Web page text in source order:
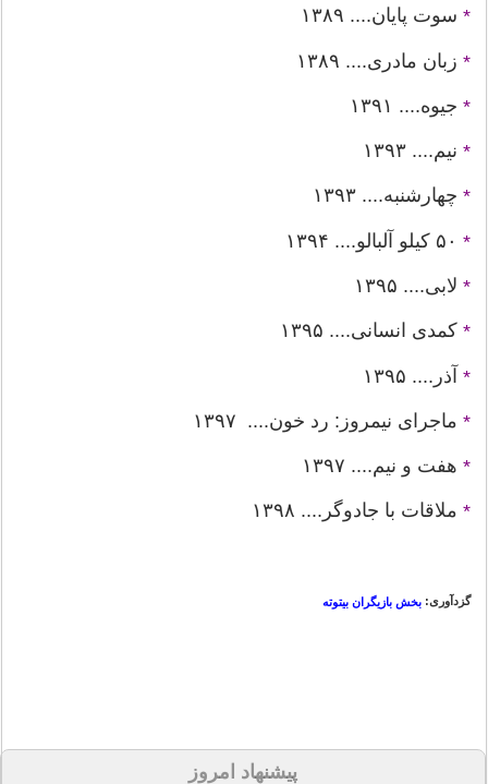
* سوت پایان.... ۱۳۸۹
* زبان مادری.... ۱۳۸۹
* جیوه.... ۱۳۹۱
* نیم.... ۱۳۹۳
* چهارشنبه.... ۱۳۹۳
* ۵۰ کیلو آلبالو.... ۱۳۹۴
* لابی.... ۱۳۹۵
* کمدی انسانی.... ۱۳۹۵
* آذر.... ۱۳۹۵
* ماجرای نیمروز: رد خون.... ۱۳۹۷
* هفت و نیم.... ۱۳۹۷
* ملاقات با جادوگر.... ۱۳۹۸
گزدآوری: بخش بازیگران بیتوته
پیشنهاد امروز